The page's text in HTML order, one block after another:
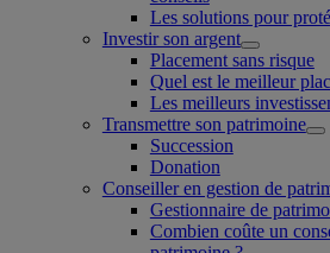
Les solutions pour
Investir son argent
Placement sans risque
Quel est le meilleur
Les meilleurs
Transmettre son patrimoine
Succession
Donation
Conseiller en gestion de
Gestionnaire de
Combien coûte un